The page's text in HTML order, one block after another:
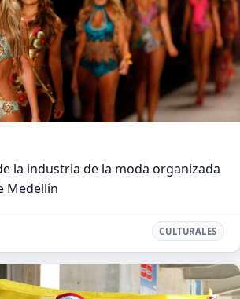
la industria de la moda organizada
Medellín
CULTURALES